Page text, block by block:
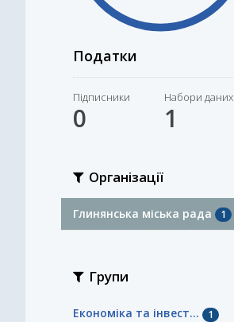
Податки
Підписники
0
Набори даних
1
Організації
Глинянська міська рада 1
Групи
Економіка та інвест... 1